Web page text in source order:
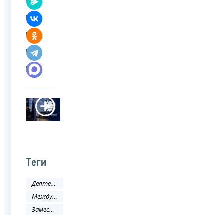
Теги
Деятельность ФНС
Международное сотрудничество
Заместитель руководителя ФНС России